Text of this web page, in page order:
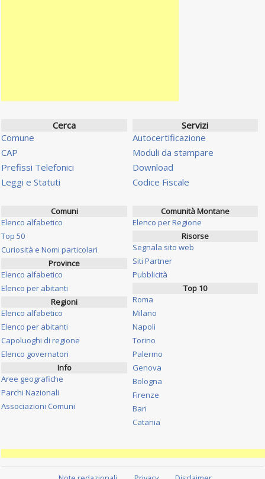
Cerca
Comune
CAP
Prefissi Telefonici
Leggi e Statuti
Servizi
Autocertificazione
Moduli da stampare
Download
Codice Fiscale
Comuni
Elenco alfabetico
Top 50
Curiosità e Nomi particolari
Province
Elenco alfabetico
Elenco per abitanti
Regioni
Elenco alfabetico
Elenco per abitanti
Capoluoghi di regione
Elenco governatori
Info
Aree geografiche
Parchi Nazionali
Associazioni Comuni
Comunità Montane
Elenco per Regione
Risorse
Segnala sito web
Siti Partner
Pubblicità
Top 10
Roma
Milano
Napoli
Torino
Palermo
Genova
Bologna
Firenze
Bari
Catania